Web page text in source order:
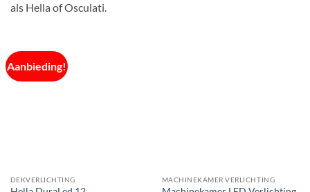
als Hella of Osculati.
Aanbieding!
DEKVERLICHTING MACHINEKAMER VERLICHTING